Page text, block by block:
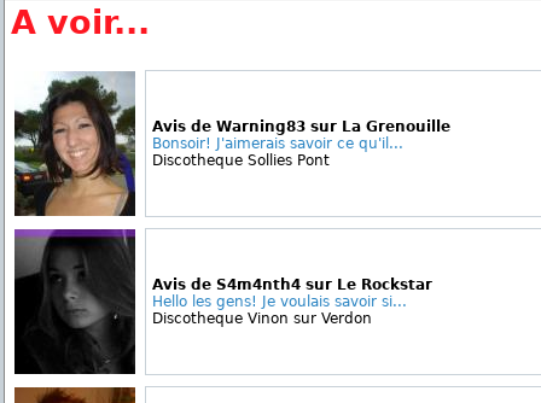
A voir...
Avis de Warning83 sur La Grenouille
Bonsoir! J'aimerais savoir ce qu'il...
Discotheque Sollies Pont
Avis de S4m4nth4 sur Le Rockstar
Hello les gens! Je voulais savoir si...
Discotheque Vinon sur Verdon